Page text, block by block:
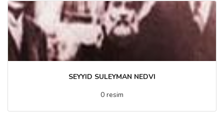
SEYYID SULEYMAN NEDVI
0 resim